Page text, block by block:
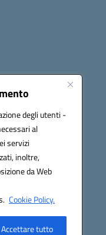
degli utenti -
al
servizi
inoltre,
da Web
Cookie Policy.
Accettare tutto